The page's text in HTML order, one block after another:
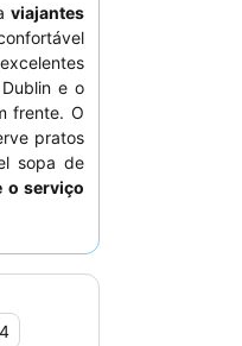
viajantes
e o
frente. O
pratos
sopa de
o serviço